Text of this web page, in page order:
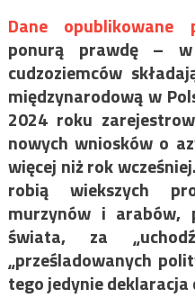
Dane opublikowane
ponurą prawdę –
cudzoziemców
międzynarodową w
2024 roku
nowych wniosków o
więcej niż rok
robią wiekszych
murzynów i arabów,
świata, za
„prześladowanych
tego jedynie deklaracja